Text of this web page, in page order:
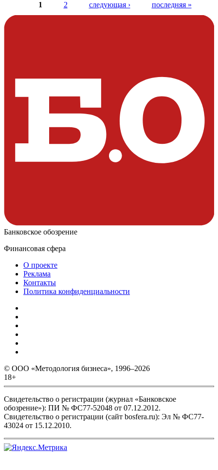
Страницы
1 2 следующая › последняя »
Банковское обозрение
Финансовая сфера
О проекте
Реклама
Контакты
Политика конфиденциальности
© ООО «Методология бизнеса», 1996–2026
18+
Свидетельство о регистрации (журнал «Банковское
обозрение»): ПИ № ФС77-52048 от 07.12.2012.
Свидетельство о регистрации (сайт bosfera.ru): Эл № ФС77-
43024 от 15.12.2010.